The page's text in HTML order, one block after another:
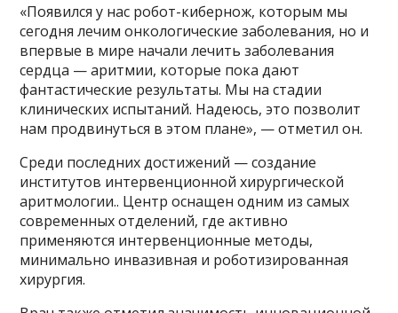
«Появился у нас робот-кибернож, которым мы
сегодня лечим онкологические заболевания, но и
впервые в мире начали лечить заболевания
сердца — аритмии, которые пока дают
фантастические результаты. Мы на стадии
клинических испытаний. Надеюсь, это позволит
нам продвинуться в этом плане», — отметил он.
Среди последних достижений — создание
институтов интервенционной хирургической
аритмологии.. Центр оснащен одним из самых
современных отделений, где активно
применяются интервенционные методы,
минимально инвазивная и роботизированная
хирургия.